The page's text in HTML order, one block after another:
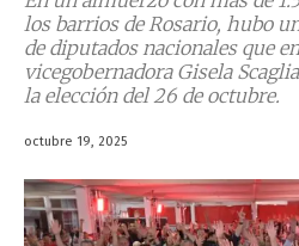
los barrios de Rosario, hubo
de diputados nacionales que
vicegobernadora Gisela
la elección del 26 de octubre.
octubre 19, 2025